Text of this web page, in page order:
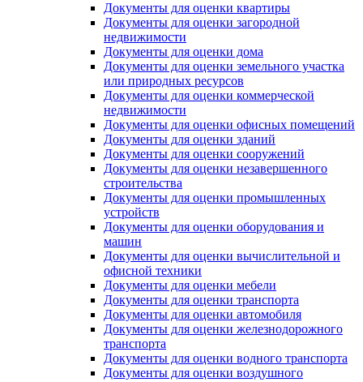
Документы для оценки квартиры
Документы для оценки загородной
недвижимости
Документы для оценки дома
Документы для оценки земельного участка
или природных ресурсов
Документы для оценки коммерческой
недвижимости
Документы для оценки офисных помещений
Документы для оценки зданий
Документы для оценки сооружений
Документы для оценки незавершенного
строительства
Документы для оценки промышленных
устройств
Документы для оценки оборудования и
машин
Документы для оценки вычислительной и
офисной техники
Документы для оценки мебели
Документы для оценки транспорта
Документы для оценки автомобиля
Документы для оценки железнодорожного
транспорта
Документы для оценки водного транспорта
Документы для оценки воздушного